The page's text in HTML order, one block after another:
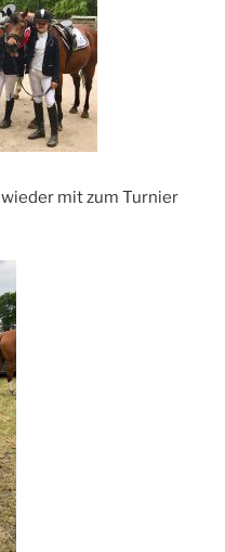
wieder mit zum Turnier